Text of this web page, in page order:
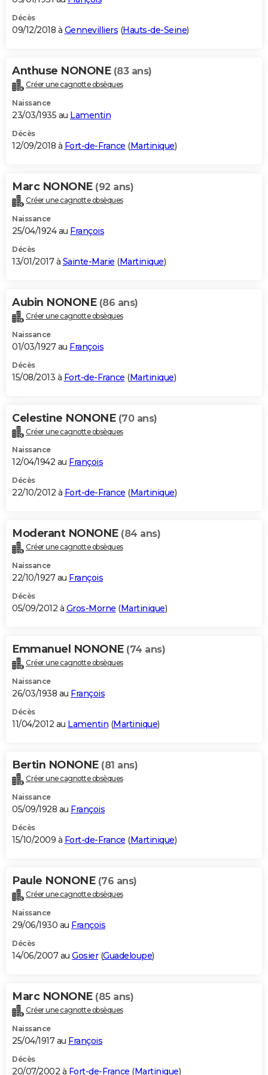
Décès
09/12/2018 à Gennevilliers (Hauts-de-Seine)
Anthuse NONONE (83 ans)
Créer une cagnotte obsèques
Naissance
23/03/1935 au Lamentin
Décès
12/09/2018 à Fort-de-France (Martinique)
Marc NONONE (92 ans)
Créer une cagnotte obsèques
Naissance
25/04/1924 au François
Décès
13/01/2017 à Sainte-Marie (Martinique)
Aubin NONONE (86 ans)
Créer une cagnotte obsèques
Naissance
01/03/1927 au François
Décès
15/08/2013 à Fort-de-France (Martinique)
Celestine NONONE (70 ans)
Créer une cagnotte obsèques
Naissance
12/04/1942 au François
Décès
22/10/2012 à Fort-de-France (Martinique)
Moderant NONONE (84 ans)
Créer une cagnotte obsèques
Naissance
22/10/1927 au François
Décès
05/09/2012 à Gros-Morne (Martinique)
Emmanuel NONONE (74 ans)
Créer une cagnotte obsèques
Naissance
26/03/1938 au François
Décès
11/04/2012 au Lamentin (Martinique)
Bertin NONONE (81 ans)
Créer une cagnotte obsèques
Naissance
05/09/1928 au François
Décès
15/10/2009 à Fort-de-France (Martinique)
Paule NONONE (76 ans)
Créer une cagnotte obsèques
Naissance
29/06/1930 au François
Décès
14/06/2007 au Gosier(Guadeloupe)
Marc NONONE (85 ans)
Créer une cagnotte obsèques
Naissance
25/04/1917 au François
Décès
20/07/2002 à Fort-de-France (Martinique)